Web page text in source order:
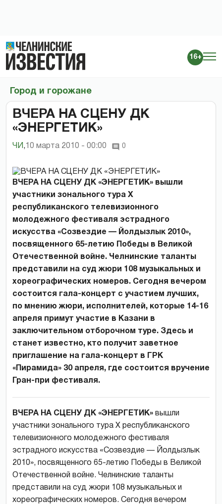
16+
Город и горожане
ВЧЕРА НА СЦЕНУ ДК
«ЭНЕРГЕТИК»
ЧИ , 10 марта 2010 - 00:00 0
ВЧЕРА НА СЦЕНУ ДК «ЭНЕРГЕТИК» вышли
участники зонального тура Х
республиканского телевизионного
молодежного фестиваля эстрадного
искусства «Созвездие — Йолдызлык 2010»,
посвященного 65-летию Победы в Великой
Отечественной войне. Челнинские таланты
представили на суд жюри 108 музыкальных и
хореографических номеров. Сегодня вечером
состоится гала-концерт с участием лучших,
по мнению жюри, исполнителей, которые 14-16
апреля примут участие в Казани в
заключительном отборочном туре. Здесь и
станет известно, кто получит заветное
приглашение на гала-концерт в ГРК
«Пирамида» 30 апреля, где состоится вручение
Гран-при фестиваля.
ВЧЕРА НА СЦЕНУ ДК «ЭНЕРГЕТИК» вышли
участники зонального тура Х республиканского
телевизионного молодежного фестиваля
эстрадного искусства «Созвездие — Йолдызлык
2010», посвященного 65-летию Победы в Великой
Отечественной войне. Челнинские таланты
представили на суд жюри 108 музыкальных и
хореографических номеров. Сегодня вечером